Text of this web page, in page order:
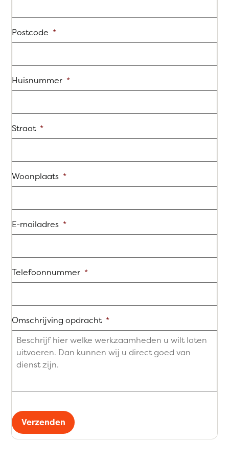
Postcode *
Huisnummer *
Straat *
Woonplaats *
E-mailadres *
Telefoonnummer *
Omschrijving opdracht *
Verzenden